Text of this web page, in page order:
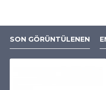
SON GÖRÜNTÜLENEN